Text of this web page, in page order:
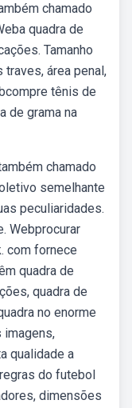
chamado
quadra de
Tamanho
traves, área penal,
tênis de
de grama na
chamado
semelhante
peculiaridades.
Webprocurar
com fornece
quadra de
quadra de
no enorme
imagens,
qualidade a
do futebol
dimensões